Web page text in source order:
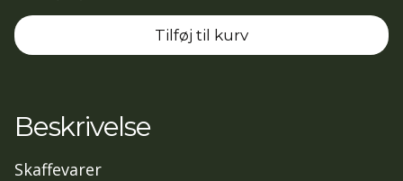
10.340,00kr..9.202,60kr..
badekar
Carronite
Tilføj til kurv
Beskrivelse
Skaffevarer